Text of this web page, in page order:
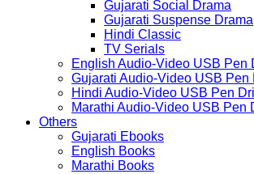
Gujarati Social Drama
Gujarati Suspense Drama
Hindi Classic
TV Serials
English Audio-Video USB Pen
Gujarati Audio-Video USB Pen
Hindi Audio-Video USB Pen
Marathi Audio-Video USB Pen
Others
Gujarati Ebooks
English Books
Marathi Books